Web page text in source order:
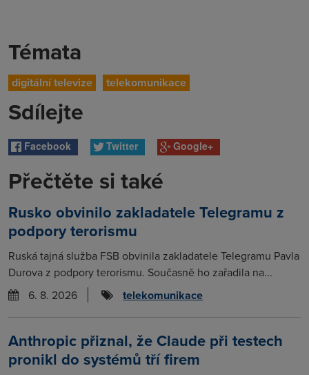
Témata
digitální televize telekomunikace
Sdílejte
Facebook Twitter Google+
Přečtěte si také
Rusko obvinilo zakladatele Telegramu z
podpory terorismu
Ruská tajná služba FSB obvinila zakladatele Telegramu Pavla
Durova z podpory terorismu. Současně ho zařadila na...
6. 8. 2026
telekomunikace
Anthropic přiznal, že Claude při testech
pronikl do systémů tří firem